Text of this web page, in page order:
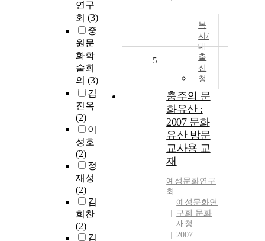
연구
회 (3)
중
원문
화학
술회
의 (3)
김
진옥
(2)
이
성호
(2)
정
재성
(2)
김
희찬
(2)
김
복
사/
대
출
신
청
5
충주의 문
화유산 :
2007 문화
유산 방문
교사용 교
재
예성문화연구
회
예성문화연
구회 문화
재청
2007